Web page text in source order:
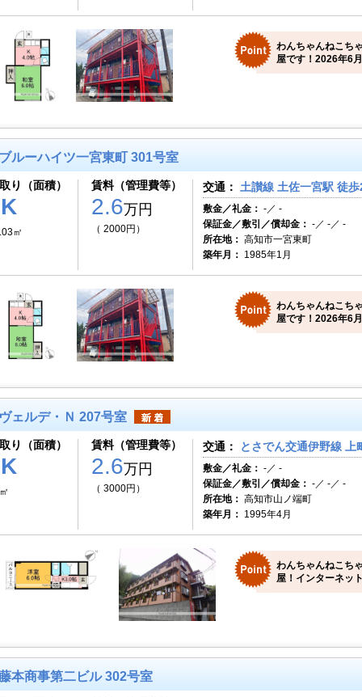
わんちゃんねこち
屋です！2026年6
ルーハイツ一宮東町 301号室
り（面積）
㎡
賃料（管理費等）
2.6万円
（ 2000円）
交通： 土讃線 土佐一宮駅 徒
敷金／礼金： -／ -
保証金／敷引／償却金： -／ -／ -
所在地： 高知市一宮東町
築年月： 1985年1月
わんちゃんねこち
屋です！2026年6
ェルデ・Ｎ 207号室
り（面積） 賃料（管理費等）
2.6万円
（ 3000円）
交通： とさでん交通伊野線 上
敷金／礼金： -／ -
保証金／敷引／償却金： -／ -／ -
所在地： 高知市山ノ端町
築年月： 1995年4月
わんちゃんねこち
屋！インターネッ
本商事第二ビル 302号室